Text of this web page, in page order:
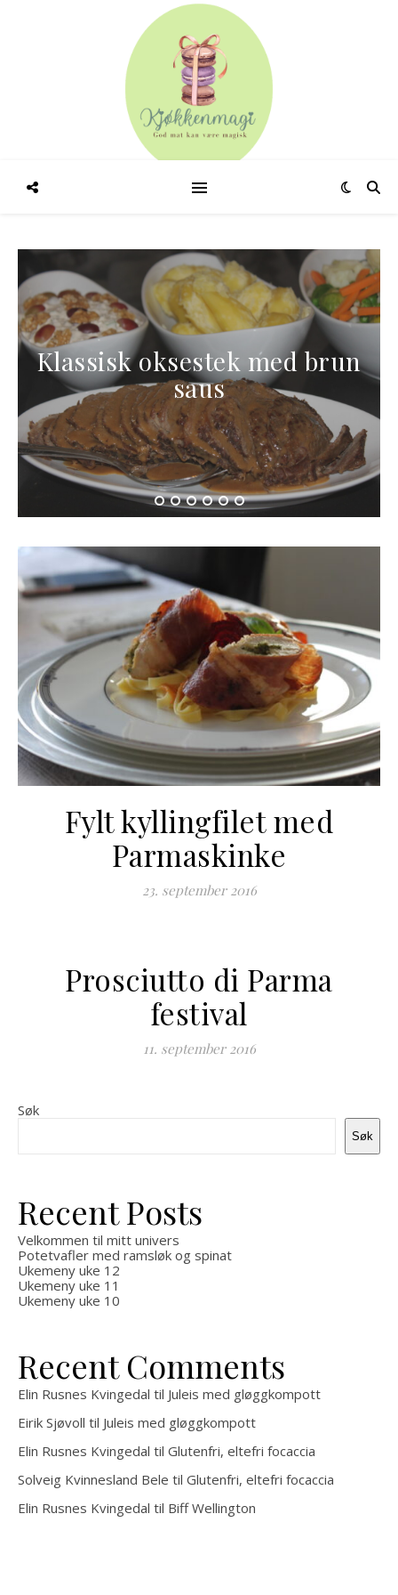
Klassisk oksestek med brun
saus
Fylt kyllingfilet med
Parmaskinke
23. september 2016
Prosciutto di Parma
festival
11. september 2016
Søk
Søk
Recent Posts
Velkommen til mitt univers
Potetvafler med ramsløk og spinat
Ukemeny uke 12
Ukemeny uke 11
Ukemeny uke 10
Recent Comments
Elin Rusnes Kvingedal til Juleis med gløggkompott
Eirik Sjøvoll til Juleis med gløggkompott
Elin Rusnes Kvingedal til Glutenfri, eltefri focaccia
Solveig Kvinnesland Bele til Glutenfri, eltefri focaccia
Elin Rusnes Kvingedal til Biff Wellington